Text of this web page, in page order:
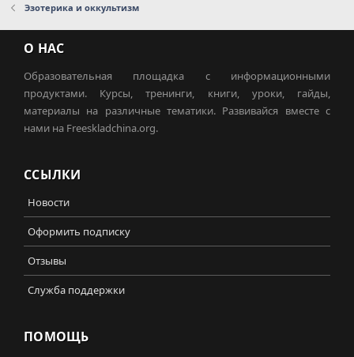
Эзотерика и оккультизм
О НАС
Образовательная площадка с информационными
продуктами. Курсы, тренинги, книги, уроки, гайды,
материалы на различные тематики. Развивайся вместе с
нами на Freeskladchina.org.
ССЫЛКИ
Новости
Оформить подписку
Отзывы
Служба поддержки
ПОМОЩЬ